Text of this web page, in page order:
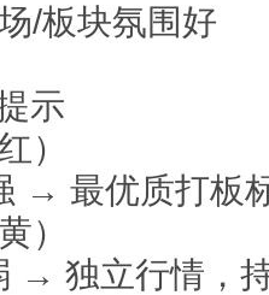
/板块氛围好
示
）
→ 最优质打板
）
→ 独立行情，